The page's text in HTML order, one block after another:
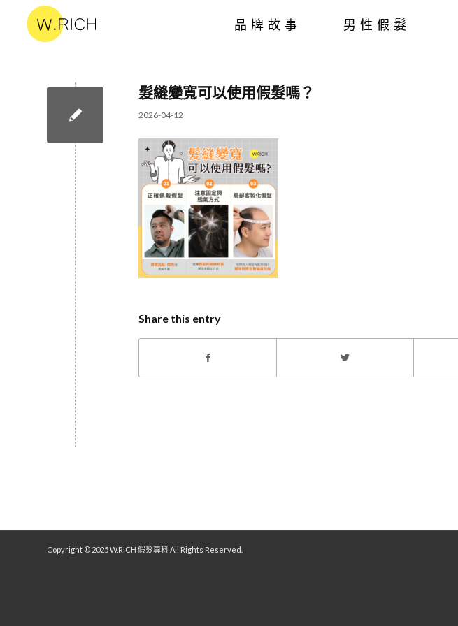
品牌故事 男性假髮
髮縫變寬可以使用假髮嗎？
2026-04-12
Share this entry
Copyright © 2025 W.RICH 假髮專科 All Rights Reserved.